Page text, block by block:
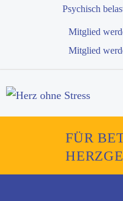
Psychisch
Mitglied
Mitglied
FÜR